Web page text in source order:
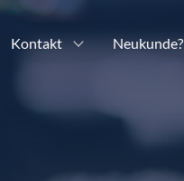
Kontakt Neukunde?